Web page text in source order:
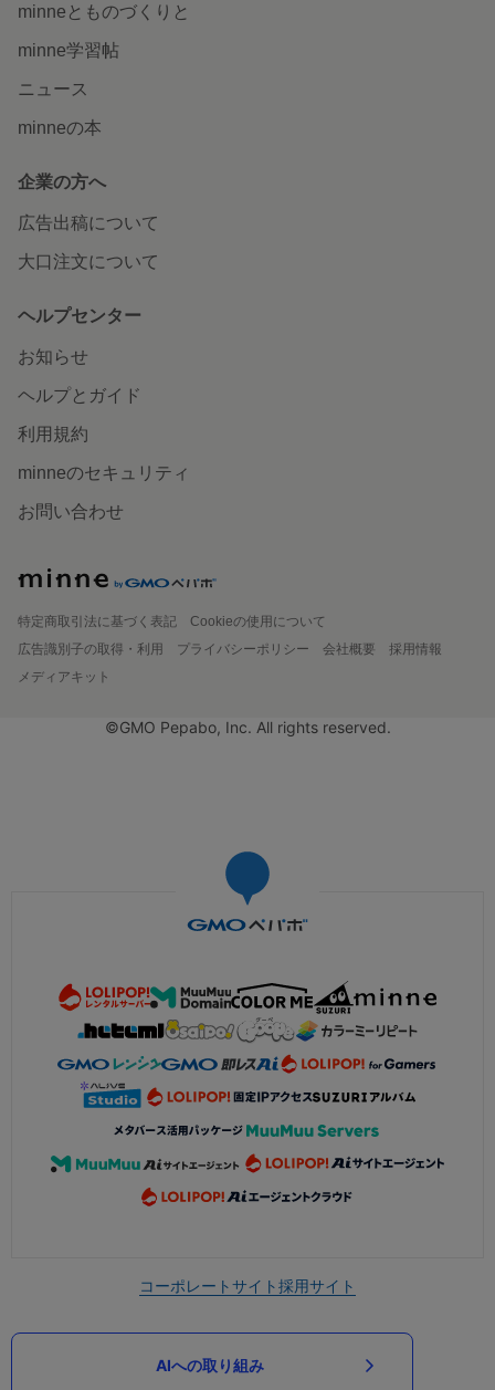
minneとものづくりと
minne学習帖
ニュース
minneの本
企業の方へ
広告出稿について
大口注文について
ヘルプセンター
お知らせ
ヘルプとガイド
利用規約
minneのセキュリティ
お問い合わせ
特定商取引法に基づく表記
Cookieの使用について
広告識別子の取得・利用
プライバシーポリシー 会社概要
採用情報
メディアキット
©GMO Pepabo, Inc. All rights reserved.
コーポレートサイト採用サイト
AIへの取り組み